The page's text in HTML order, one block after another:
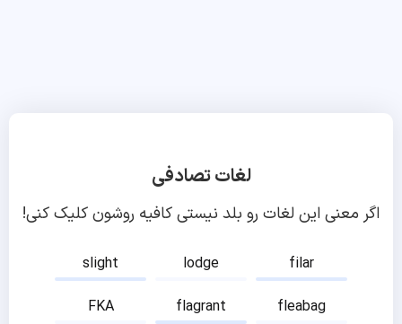
لغات تصادفی
اگر معنی این لغات رو بلد نیستی کافیه روشون کلیک کنی!
slight lodge
filar
FKA
flagrant
fleabag